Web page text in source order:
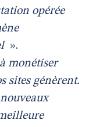
opérée
».
monétiser
sites génèrent.